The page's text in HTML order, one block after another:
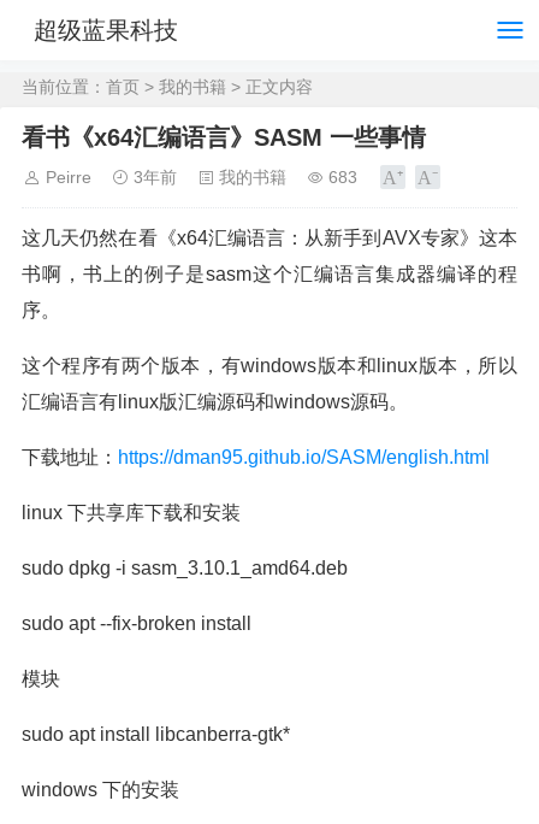
超级蓝果科技
当前位置： 首页 > 我的书籍 > 正文内容
看书《x64汇编语言》SASM 一些事情
Peirre 3年前 我的书籍 683
这几天仍然在看《x64汇编语言：从新手到AVX专家》这本
书啊，书上的例子是sasm这个汇编语言集成器编译的程
序。
这个程序有两个版本，有windows版本和linux版本，所以
汇编语言有linux版汇编源码和windows源码。
下载地址： https://dman95.github.io/SASM/english.html
linux 下共享库下载和安装
sudo dpkg -i sasm_3.10.1_amd64.deb
sudo apt --fix-broken install
模块
sudo apt install libcanberra-gtk*
windows 下的安装